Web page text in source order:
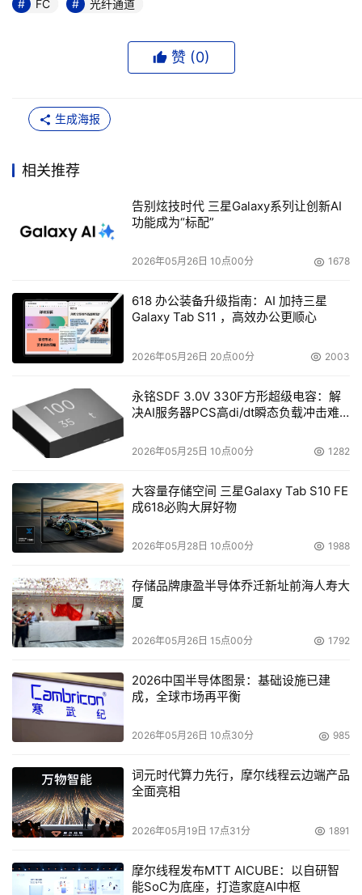
得太近的铜缆会影响信号传输，甚至计算机的显示器也会受
到电缆信号衰退的影响。而光纤介质则没有这样的问题。
传播之后，信号强度会降低，这就称为衰减。铜缆的衰减度
该距离，电缆中的信号强度将降低。同光缆相比，后者的传
传输的完整性和安全性-正如前面已经提到，铜缆传输易
受外部的干扰，诸如电磁干扰辐射和串扰。这就增加了铜缆
很低。对铜缆的电子窃听比光缆更为容易，在安全性占据重
要地位的场合，光缆是最佳选择。
尽管铜缆有缺点，但它仍然有生命力。在千兆以太网中
使用铜缆，具有成本优势，已经在铜缆体系结构中投资的公
司可以节省投资。以往，突破100Mbps的局域网的障碍，
成本太高，需要添置硬件和技术专家，并且耗费时间，且需
要成本昂贵的光纤技术，例如ATM或者1000Base SX/LX。
若要查看完整技术论文，请点击下面的新闻来源。
本文来源于DOIT传媒，文章内容仅供参考，不构成投资建议。
FC 光纤通道
赞 (0)
生成海报
相关推荐
告别炫技时代 三星Galaxy系列让创新AI
功能成为“标配”
2026年05月26日 10点00分 1678
618 办公装备升级指南：AI 加持三星
Galaxy Tab S11 ，高效办公更顺心
2026年05月26日 20点00分 2003
永铭SDF 3.0V 330F方形超级电容：解
决AI服务器PCS高di/dt瞬态负载冲击难
2026年05月25日 10点00分 1282
大容量存储空间 三星Galaxy Tab S10 FE
成618必购大屏好物
2026年05月28日 10点00分 1988
存储品牌康盈半导体乔迁新址前海人寿大
厦
2026年05月26日 15点00分 1792
2026中国半导体图景：基础设施已建
成，全球市场再平衡
2026年05月26日 10点30分 985
词元时代算力先行，摩尔线程云边端产品
全面亮相
2026年05月19日 17点31分 1891
摩尔线程发布MTT AICUBE：以自研智
能SoC为底座，打造家庭AI中枢